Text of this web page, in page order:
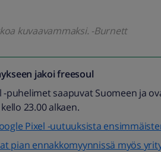
kuvaavammaksi. -Burnett
jakoifreesoul
puhelimet saapuvat Suomeen ja
23.00 alkaen.
Pixel -uutuuksista
pian ennakkomyynnissä myös